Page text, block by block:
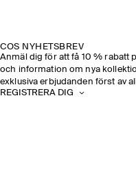
COS NYHETSBREV
Anmäl dig för att få 10 % rabatt
och information om nya
exklusiva erbjudanden först av
REGISTRERA DIG